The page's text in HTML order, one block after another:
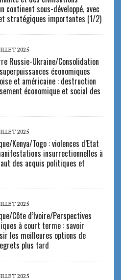
continent sous-développé, avec
stratégiques importantes (1/2)
2025
Russie-Ukraine/Consolidation
économiques
et américaine : destruction
économique et social des
2025
Kenya/Togo : violences d’Etat
insurrectionnelles à
des acquis politiques et
2025
Côte d’Ivoire/Perspectives
à court terme : savoir
les meilleures options de
plus tard
2025